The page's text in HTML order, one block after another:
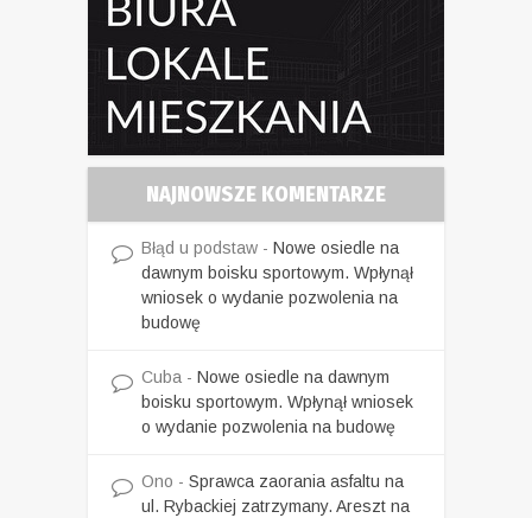
NAJNOWSZE KOMENTARZE
Błąd u podstaw - Nowe osiedle na
dawnym boisku sportowym. Wpłynął
wniosek o wydanie pozwolenia na
budowę
Cuba - Nowe osiedle na dawnym
boisku sportowym. Wpłynął wniosek
o wydanie pozwolenia na budowę
Ono - Sprawca zaorania asfaltu na
ul. Rybackiej zatrzymany. Areszt na